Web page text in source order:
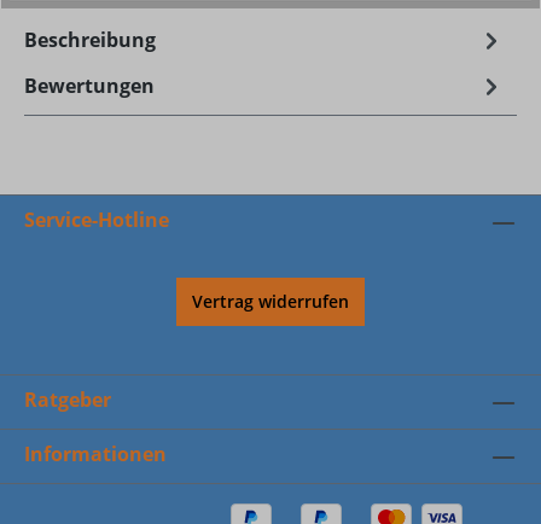
Beschreibung
Bewertungen
Service-Hotline
Vertrag widerrufen
Ratgeber
Informationen